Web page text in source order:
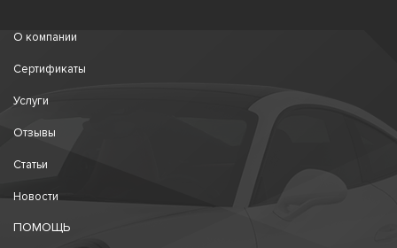
О компании
Сертификаты
Услуги
Отзывы
Статьи
Новости
ПОМОЩЬ